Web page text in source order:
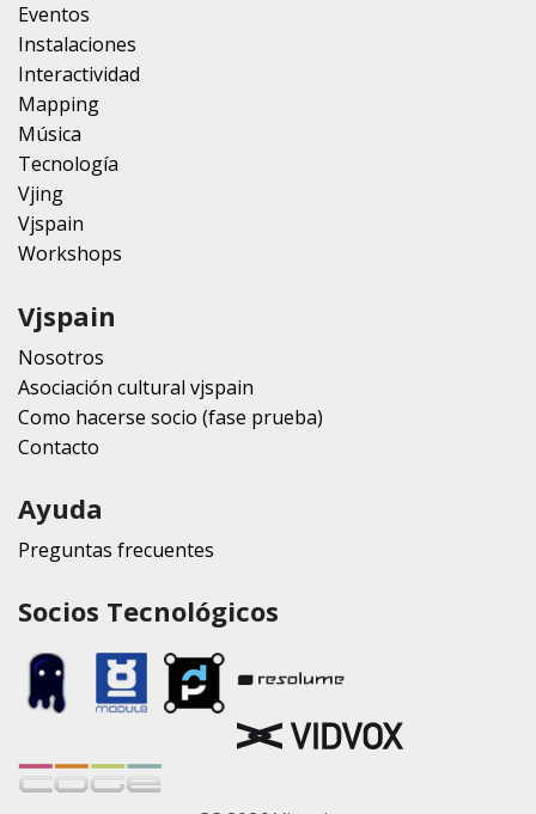
Eventos
Instalaciones
Interactividad
Mapping
Música
Tecnología
Vjing
Vjspain
Workshops
Vjspain
Nosotros
Asociación cultural vjspain
Como hacerse socio (fase prueba)
Contacto
Ayuda
Preguntas frecuentes
Socios Tecnológicos